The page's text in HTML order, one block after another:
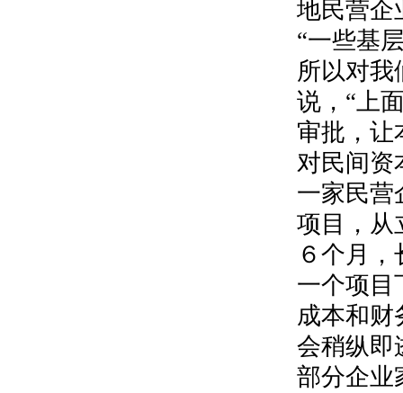
地民营企
“一些基
所以对我
说，“上
审批，让
对民间资
一家民营
项目，从
６个月
一个项目
成本和财
会稍纵即
部分企业